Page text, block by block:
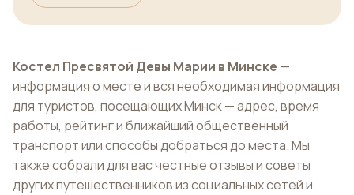
Костел Пресвятой Девы Марии в Минске —
информация о месте и вся необходимая информация
для туристов, посещающих Минск — адрес, время
работы, рейтинг и ближайший общественный
транспорт или способы добраться до места. Мы
также собрали для вас честные отзывы и советы
других путешественников из социальных сетей и